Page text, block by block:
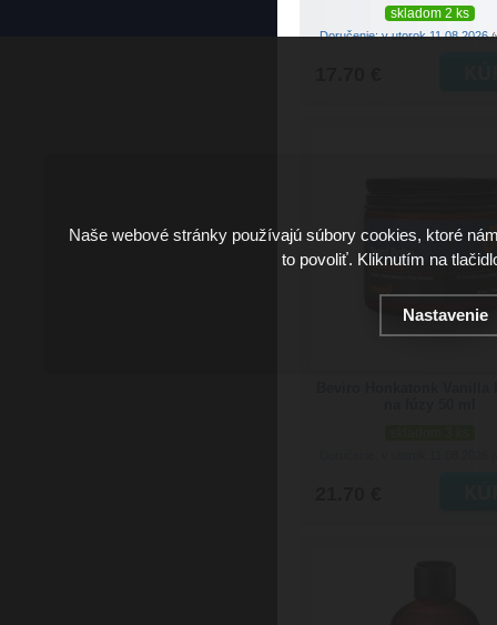
skladom 2 ks
Doručenie: v utorok 11.08.2026
Naše webové stránky používajú súbory cookies, ktoré
to povoliť. Kliknutím na
Nastavenie